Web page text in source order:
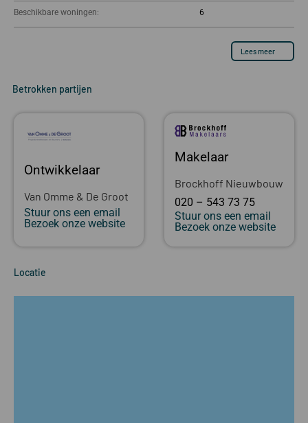
Beschikbare woningen: 6
Lees meer
Betrokken partijen
Ontwikkelaar
Van Omme & De Groot
Stuur ons een email
Bezoek onze website
Makelaar
Brockhoff Nieuwbouw
020 – 543 73 75
Stuur ons een email
Bezoek onze website
Locatie